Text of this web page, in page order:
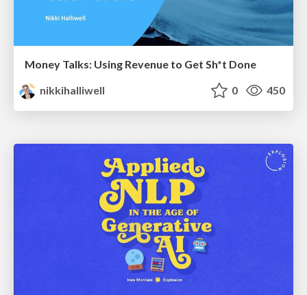
Money Talks: Using Revenue to Get Sh*t Done
nikkihalliwell
0 450